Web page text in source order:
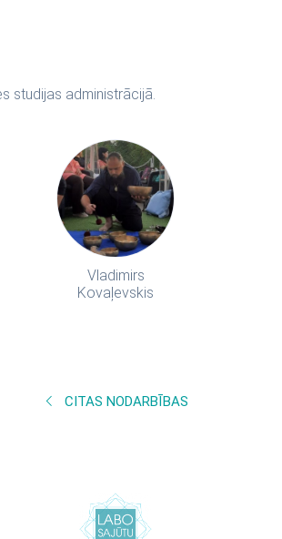
studijas administrācijā.
Vladimirs
Kovaļevskis
CITAS NODARBĪBAS